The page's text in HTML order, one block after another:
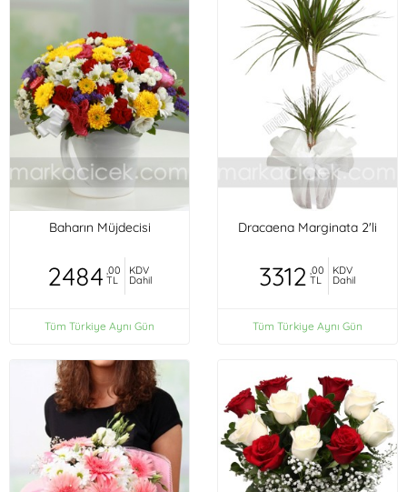
Baharın Müjdecisi
2484 ,00
TL
KDV
Dahil
Tüm Türkiye Aynı Gün
Dracaena Marginata 2'li
3312 ,00
TL
KDV
Dahil
Tüm Türkiye Aynı Gün